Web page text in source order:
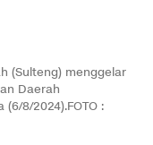
(Sulteng) menggelar
Daerah
8/2024).FOTO :